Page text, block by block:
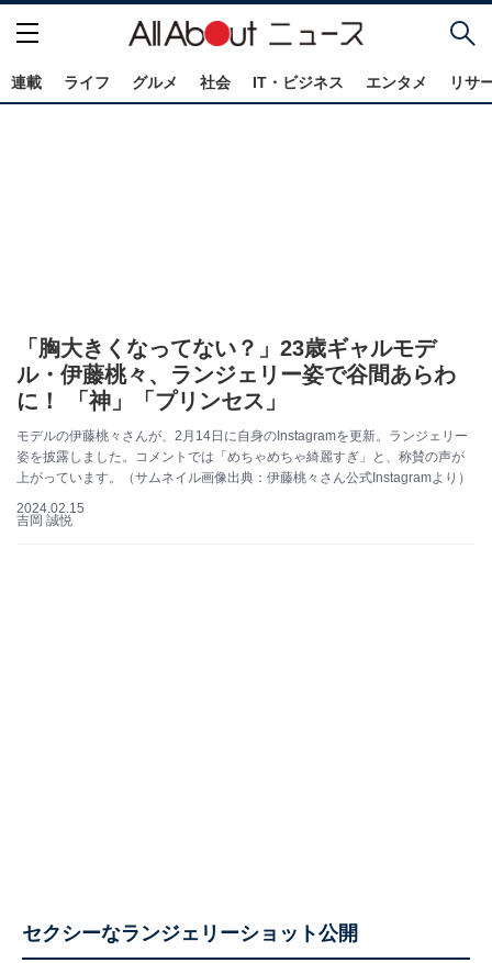
連載 ライフ グルメ 社会 IT・ビジネス エンタメ リサ
「胸大きくなってない？」23歳ギャルモデ
ル・伊藤桃々、ランジェリー姿で谷間あらわ
に！ 「神」「プリンセス」
モデルの伊藤桃々さんが、2月14日に自身のInstagramを更新。ランジェリー
姿を披露しました。コメントでは「めちゃめちゃ綺麗すぎ」と、称賛の声が
上がっています。（サムネイル画像出典：伊藤桃々さん公式Instagramより）
2024.02.15
吉岡 誠悦
セクシーなランジェリーショット公開